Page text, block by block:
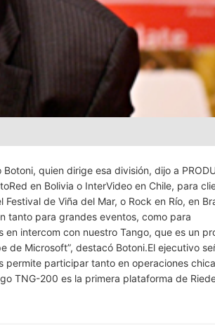
quien dirige esa división, dijo a
en Bolivia o InterVideo en Chile, para
de Viña del Mar, o Rock en Río, en
tanto para grandes eventos, como para
en intercom con nuestro Tango, que es un
de Microsoft”, destacó Botoni.El ejecutivo
permite participar tanto en operaciones
TNG-200 es la primera plataforma de